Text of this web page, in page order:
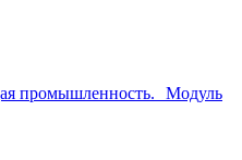
промышленность. Модуль